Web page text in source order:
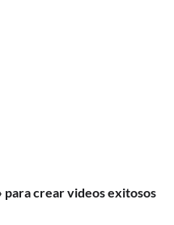
para crear videos exitosos